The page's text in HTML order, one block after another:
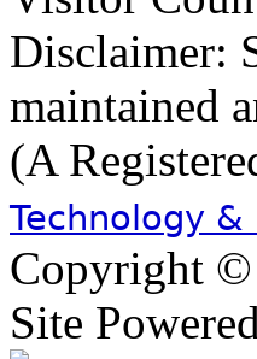
Disclaimer:
maintained
(A
Technology
Copyright ©
Site